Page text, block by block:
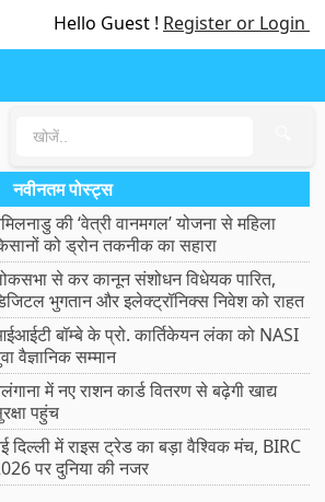
Hello Guest ! Register or Login
नवीनतम पोस्ट्स
की ‘वेत्री वानमगल’ योजना से महिला
को ड्रोन तकनीक का सहारा
से कर कानून संशोधन विधेयक पारित,
भुगतान और इलेक्ट्रॉनिक्स निवेश को राहत
बॉम्बे के प्रो. कार्तिकेयन लंका को NASI
वैज्ञानिक सम्मान
में नए राशन कार्ड वितरण से बढ़ेगी खाद्य
पहुंच
दिल्ली में राइस ट्रेड का बड़ा वैश्विक मंच, BIRC
पर दुनिया की नजर